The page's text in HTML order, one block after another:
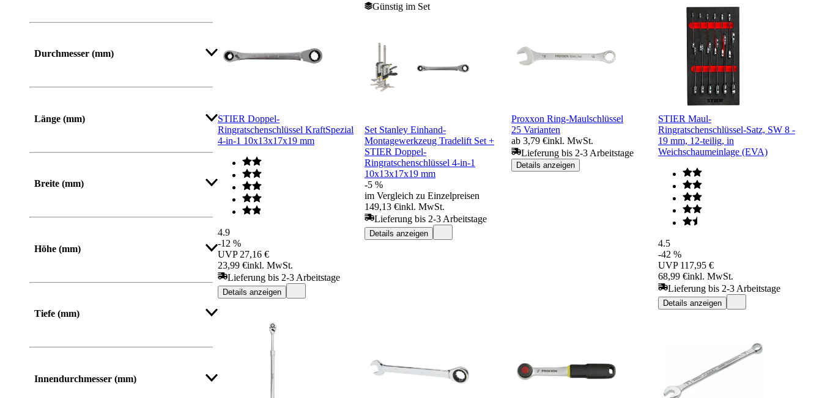
Durchmesser (mm)
Länge (mm)
Von Bis
Breite (mm)
Von Bis
Höhe (mm)
Von Bis
Tiefe (mm)
Innendurchmesser (mm)
STIER Doppel-
Ringratschenschlüssel KraftSpezial
4-in-1 10x13x17x19 mm
4.9
-12 %
UVP 27,16 €
23,99 €inkl. MwSt.
Lieferung bis 2-3 Arbeitstage
Details anzeigen
Günstig im Set
Set Stanley Einhand-
Montagewerkzeug Tradelift Set +
STIER Doppel-
Ringratschenschlüssel 4-in-1
10x13x17x19 mm
-5 %
im Vergleich zu Einzelpreisen
149,13 €inkl. MwSt.
Lieferung bis 2-3 Arbeitstage
Details anzeigen
Proxxon Ring-Maulschlüssel
25 Varianten
ab 3,79 €inkl. MwSt.
Lieferung bis 2-3 Arbeitstage
Details anzeigen
STIER Maul-
Ringratschenschlüssel-Satz, SW 8 -
19 mm, 12-teilig, in
Weichschaumeinlage (EVA)
4.5
-42 %
UVP 117,95 €
68,99 €inkl. MwSt.
Lieferung bis 2-3 Arbeitstage
Details anzeigen